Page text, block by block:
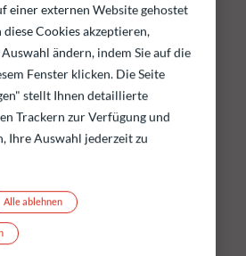
zum 04.08.2026
einer externen Website gehostet
Cookies akzeptieren,
ändern, indem Sie auf die
Fenster klicken. Die Seite
stellt Ihnen detaillierte
Trackern zur Verfügung und
Ihre Auswahl jederzeit zu
Alle ablehnen